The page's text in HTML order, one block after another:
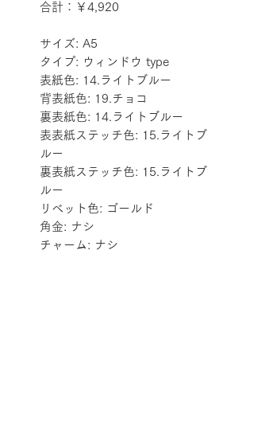
合計：￥4,920
サイズ: A5
タイプ: ウィンドウ type
表紙色: 14.ライトブルー
背表紙色: 19.チョコ
裏表紙色: 14.ライトブルー
表表紙ステッチ色: 15.ライトブ
ルー
裏表紙ステッチ色: 15.ライトブ
ルー
リベット色: ゴールド
角金: ナシ
チャーム: ナシ